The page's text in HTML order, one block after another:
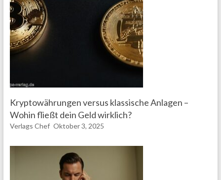
Kryptowährungen versus klassische Anlagen –
Wohin fließt dein Geld wirklich?
Verlags Chef Oktober 3, 2025